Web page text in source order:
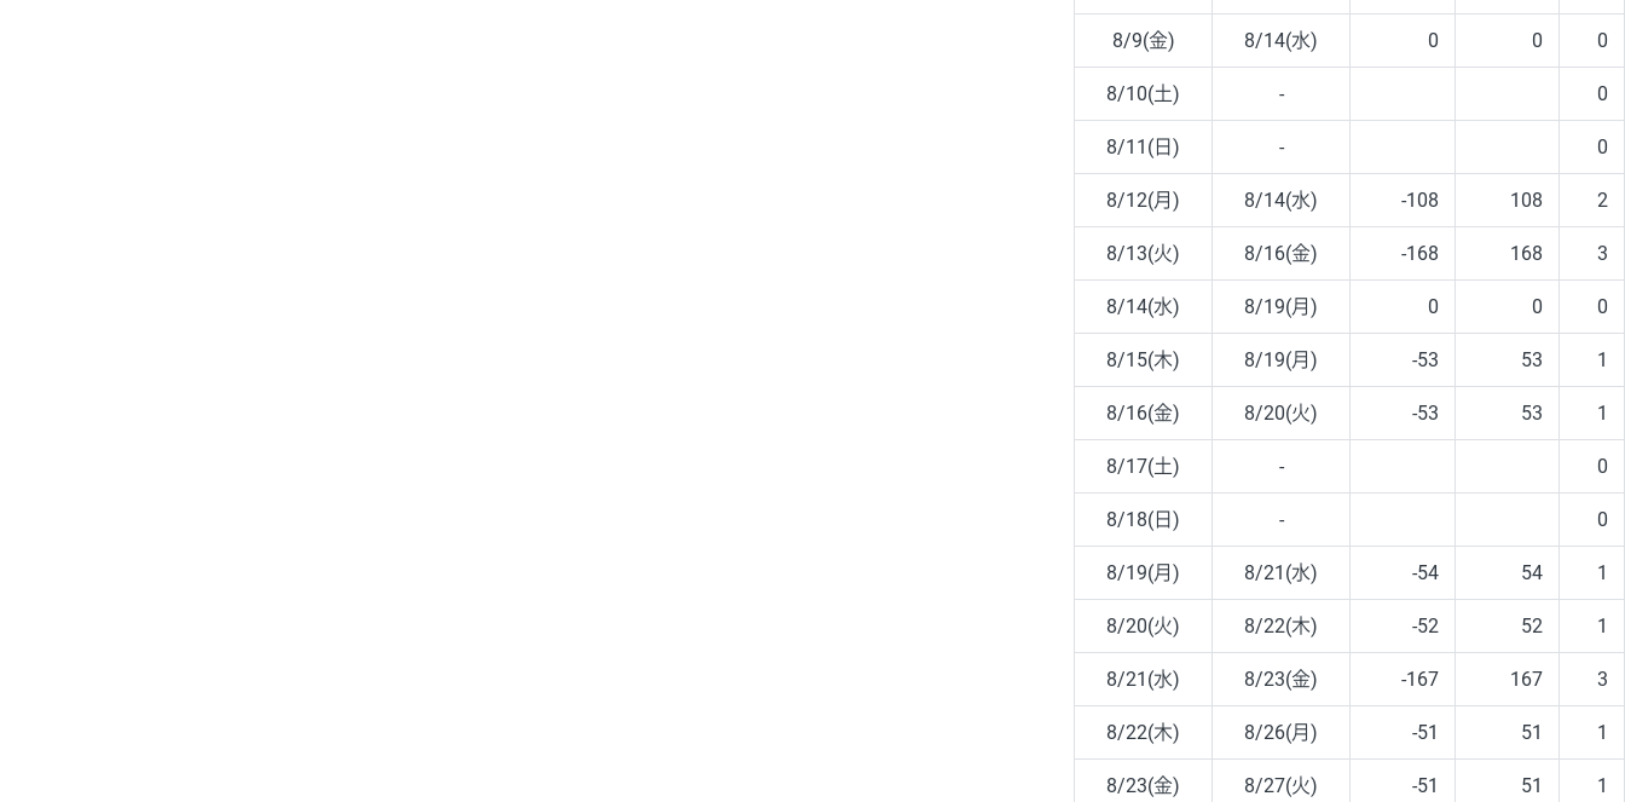
8/9(金) 8/14(水) 0 0 0
8/10(土) - 0
8/11(日) - 0
8/12(月) 8/14(水) -108 108 2
8/13(火) 8/16(金) -168 168 3
8/14(水) 8/19(月) 0 0 0
8/15(木) 8/19(月) -53 53 1
8/16(金) 8/20(火) -53 53 1
8/17(土) - 0
8/18(日) - 0
8/19(月) 8/21(水) -54 54 1
8/20(火) 8/22(木) -52 52 1
8/21(水) 8/23(金) -167 167 3
8/22(木) 8/26(月) -51 51 1
8/23(金) 8/27(火) -51 51 1